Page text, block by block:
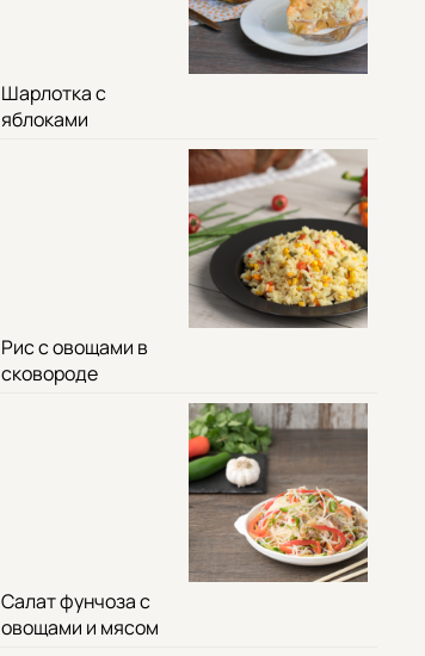
Шарлотка с
яблоками
Рис с овощами в
сковороде
Салат фунчоза с
овощами и мясом